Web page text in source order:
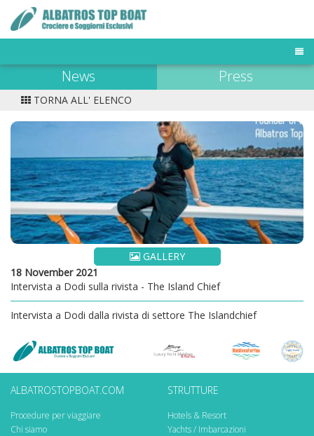
DESTINAZIONI
BUSINESS TRAVELER
NEWS & PRESS
OFFERTE E LAST MINUTE
News Press
TORNA ALL' ELENCO
GALLERY
18 November 2021
Intervista a Dodi sulla rivista - The Island Chief
Intervista a Dodi dalla rivista di settore The Islandchief
ALBATROSTOPBOAT.COM
Procedure per viaggiare
Chi siamo
STRUTTURE
Hotels & Resort
Yachts / Imbarcazioni